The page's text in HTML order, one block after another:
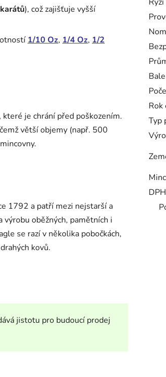
), což zajišťuje vyšší
1/10 Oz, 1/4 Oz, 1/2
je chrání před poškozením.
větší objemy (např. 500
1792 a patří mezi nejstarší a
oběžných, pamětních i
se razí v několika pobočkách,
kovů.
jistotu pro budoucí prodej
Rok
Typ
DPH